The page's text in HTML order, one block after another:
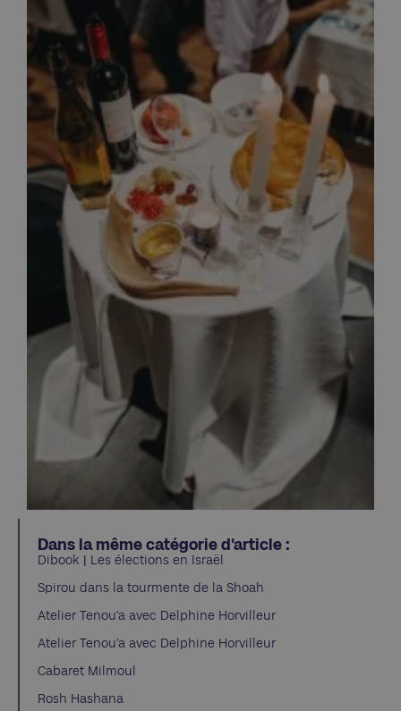
Dans la même catégorie d'article :
Dibook | Les élections en Israël
Spirou dans la tourmente de la Shoah
Atelier Tenou’a avec Delphine Horvilleur
Atelier Tenou’a avec Delphine Horvilleur
Cabaret Milmoul
Rosh Hashana